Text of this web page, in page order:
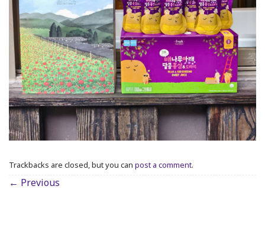
Trackbacks are closed, but you can post a comment.
← Previous